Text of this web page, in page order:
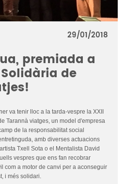
29/01/2018
premiada a
de
va tenir lloc a la tarda-vespre la XXII
Tarannà viatges, un model d'empresa
de la responsabilitat social
amb diverses actuacions
Txell Sota o el Mentalista David
vespres que ens fan recobrar
com a motor de canvi per a aconseguir
i més solidari.